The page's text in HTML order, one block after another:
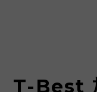
T-Best